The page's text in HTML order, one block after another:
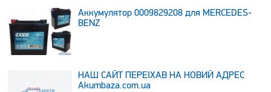
Аккумулятор 0009829208 для MERCEDES-
BENZ
НАШ САЙТ ПЕРЕЇХАВ НА НОВИЙ АДРЕС
Аkumbaza.com.ua